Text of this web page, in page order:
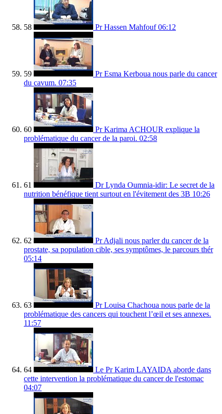
58 Pr Hassen Mahfouf 06:12
59
Pr Esma Kerboua nous parle du cancer
du cavum. 07:35
60
Pr Karima ACHOUR explique la
problématique du cancer de la paroi. 02:58
61
Dr Lynda Oumnia-idir: Le secret de la
nutrition bénéfique tient surtout en l'évitement des 3B 10:26
62
Pr Adjali nous parler du cancer de la
prostate, sa population cible, ses symptômes, le parcours thér
05:14
63
Pr Louisa Chachoua nous parle de la
problématique des cancers qui touchent l’œil et ses annexes.
11:57
64
Le Pr Karim LAYAIDA aborde dans
cette intervention la problématique du cancer de l'estomac
04:07